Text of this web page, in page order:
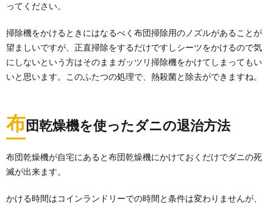
ってください。
掃除機をかけるときにはなるべく布団掃除用のノズルがあることが
望ましいですが、正直掃除をするだけですしシーツをかけるので気
にしないという方はそのままガッツリ掃除機をかけてしまってもい
いと思います。このふたつの処理で、熱殺菌と除去ができますね。
布団乾燥機を使ったダニの退治方法
布団乾燥機が自宅にあると布団乾燥機にかけておくだけでダニの死
滅が出来ます。
かける時間はコインランドリーでの時間と条件は変わりませんが、